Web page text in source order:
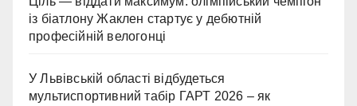
із біатлону Жаклен стартує у дебютній
професійній велогонці
У Львівській області відбудеться
мультиспортивний табір ГАРТ 2026 – як